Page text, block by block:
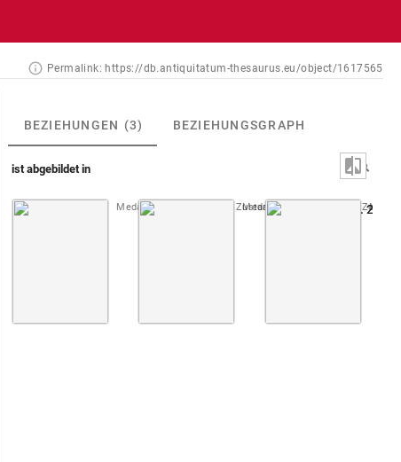
Permalink: https://db.antiquitatum-thesaurus.eu/object/1617565
BEZIEHUNGEN (3) BEZIEHUNGSGRAPH
ist abgebildet in
Medaillons du Roi s.d. [1. Zustand] Abb. 251:
Medaillons du Roi s.d. [2.